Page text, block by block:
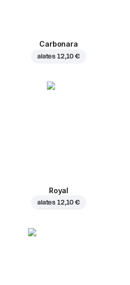
Carbonara
alates 12,10 €
Royal
alates 12,10 €